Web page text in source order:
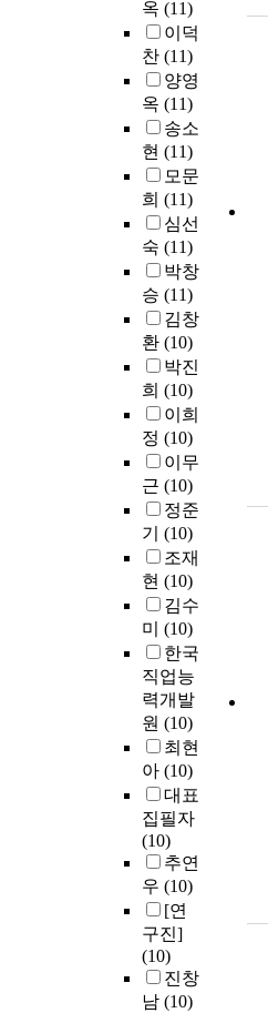
옥 (11)
이덕
찬 (11)
양영
옥 (11)
송소
현 (11)
모문
희 (11)
심선
숙 (11)
박창
승 (11)
김창
환 (10)
박진
희 (10)
이희
정 (10)
이무
근 (10)
정준
기 (10)
조재
현 (10)
김수
미 (10)
한국
직업능
력개발
원 (10)
최현
아 (10)
대표
집필자
(10)
추연
우 (10)
[연
구진]
(10)
진창
남 (10)